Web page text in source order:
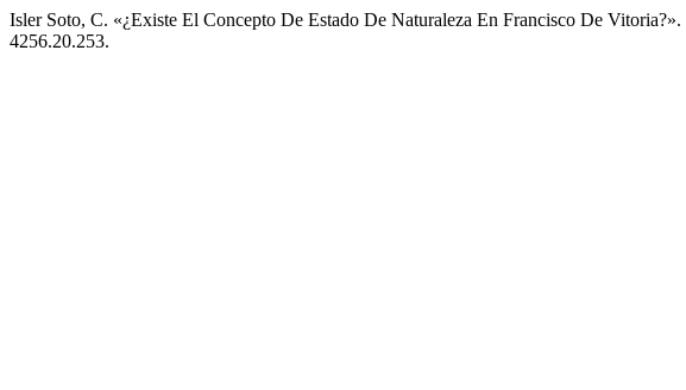
Isler Soto, C. «¿Existe El Concepto De Estado De Naturaleza En Francisco De Vitoria?».
4256.20.253.